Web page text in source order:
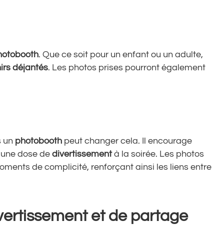
. Que ce soit pour un enfant ou un adulte,
déjantés. Les photos prises pourront également
un photobooth peut changer cela. Il encourage
dose de divertissementà la soirée. Les photos
de complicité, renforçant ainsi les liens entre
et de partage